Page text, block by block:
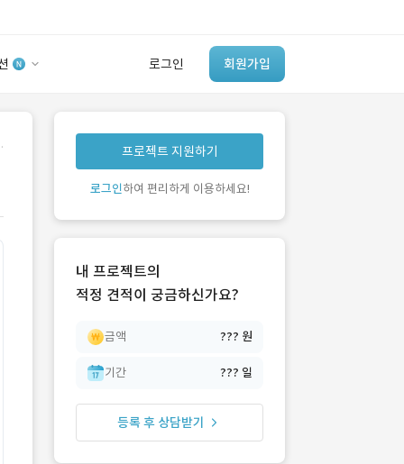
로그인 회원가입
유사사례 검색 AI
‘이런 거’ 만들어본
개발 회사 있어?
프로젝트 지원하기
로그인하여 편리하게 이용하세요!
내 프로젝트의
적정 견적이 궁금하신가요?
금액 ??? 원
기간 ??? 일
등록 후 상담받기